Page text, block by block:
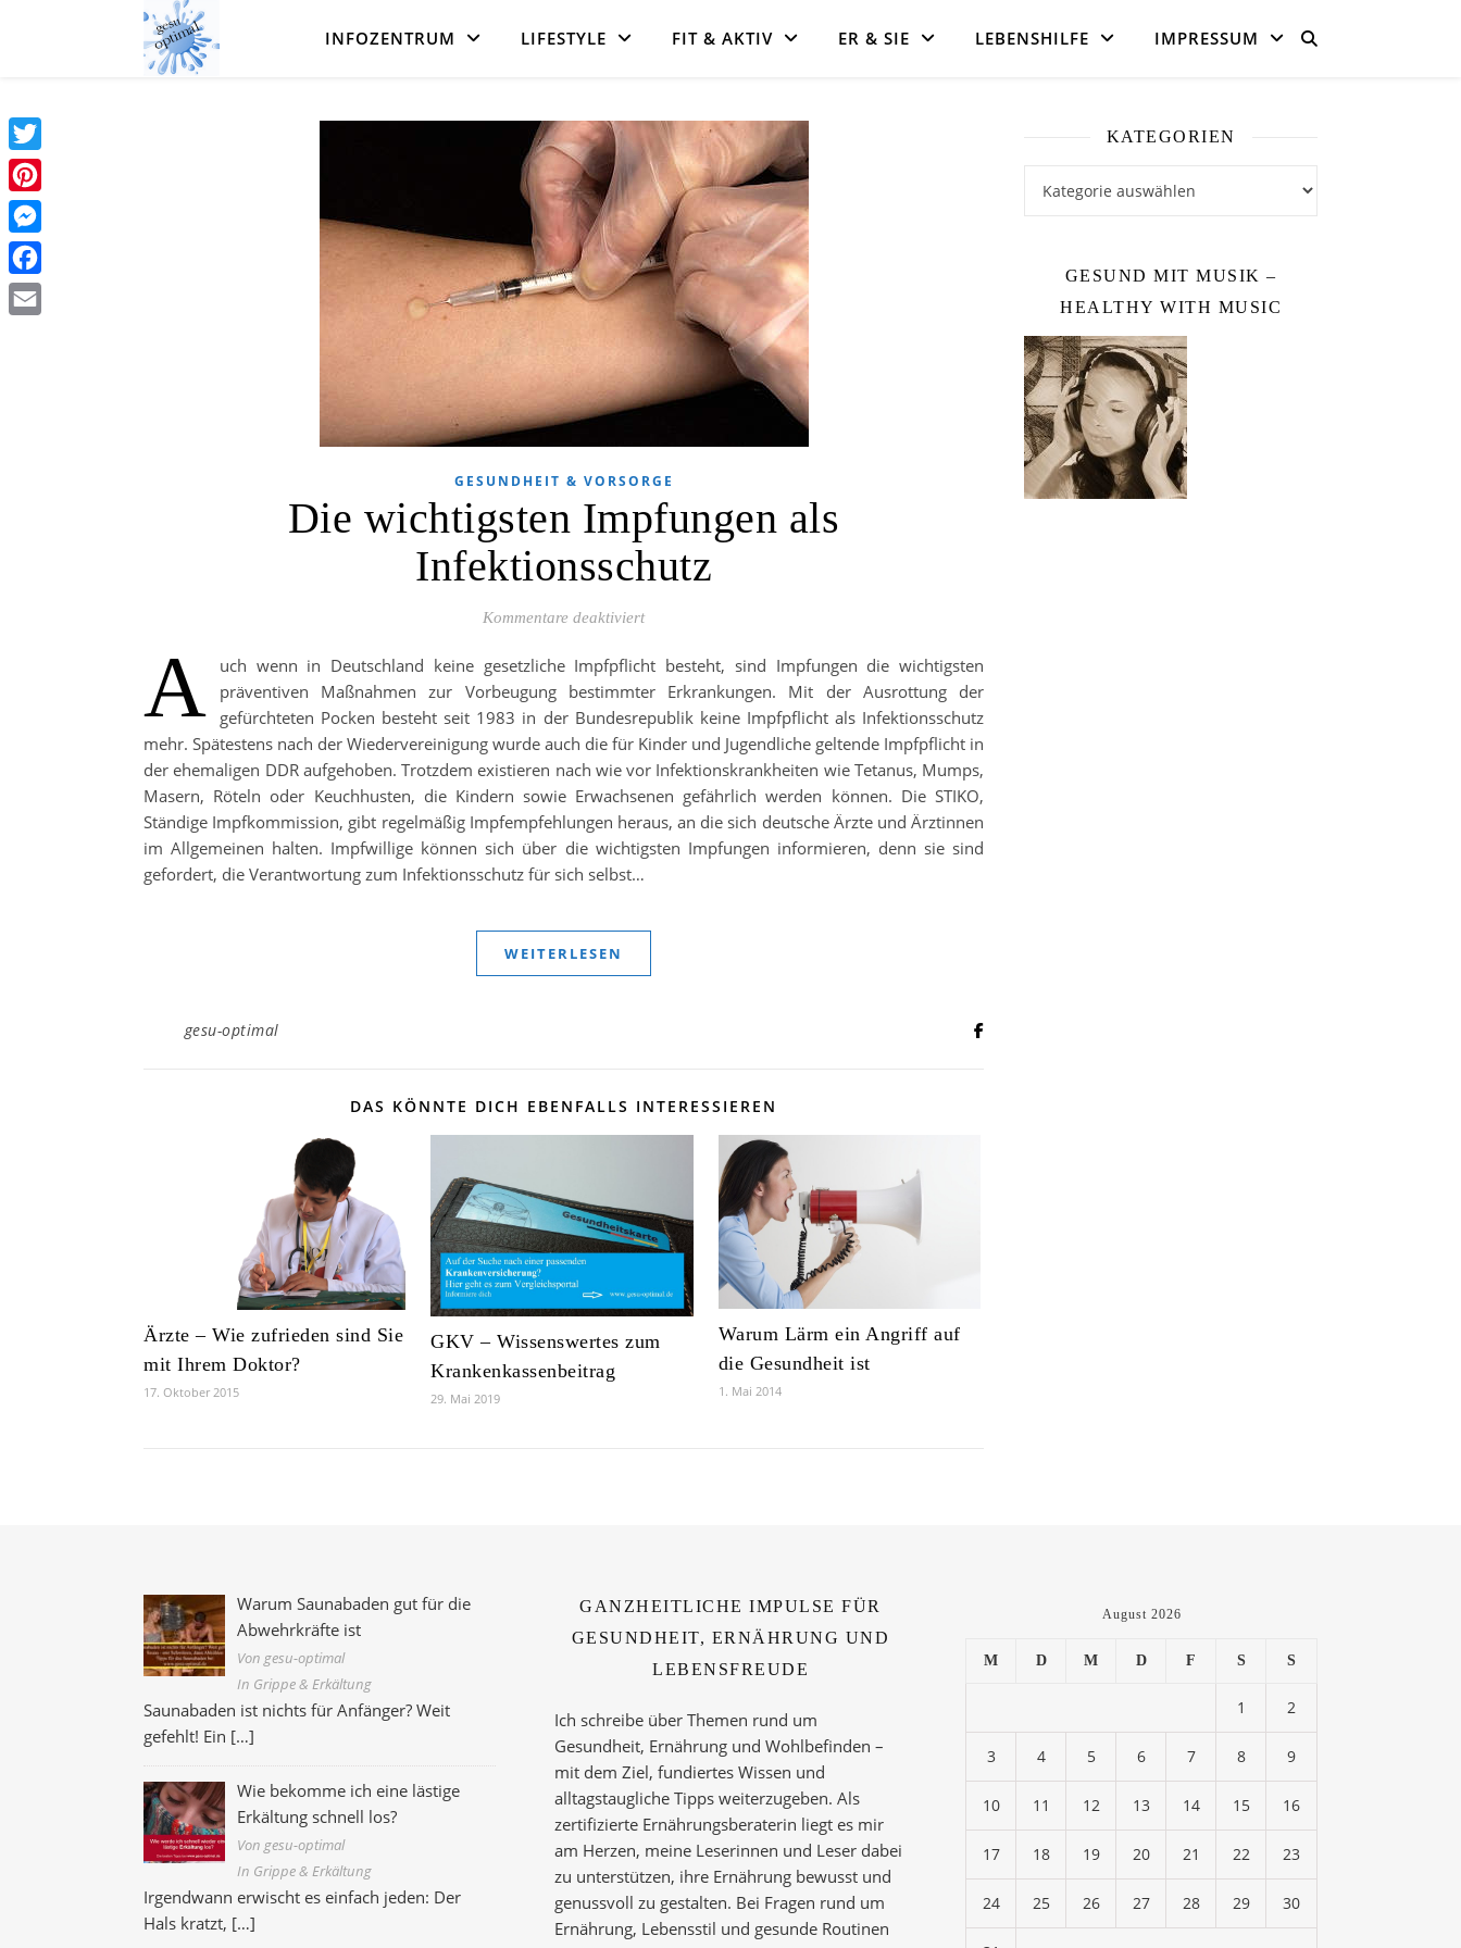
INFOZENTRUM LIFESTYLE FIT & AKTIV ER & SIE LEBENSHILFE IMPRESSUM
GESUNDHEIT & VORSORGE
Die wichtigsten Impfungen als
Infektionsschutz
Kommentare deaktiviertfür Die wichtigsten Impfungen als Infektionsschutz
A
uch wenn in Deutschland keine gesetzliche Impfpflicht besteht, sind Impfungen die wichtigsten
präventiven Maßnahmen zur Vorbeugung bestimmter Erkrankungen. Mit der Ausrottung der
gefürchteten Pocken besteht seit 1983 in der Bundesrepublik keine Impfpflicht als Infektionsschutz
mehr. Spätestens nach der Wiedervereinigung wurde auch die für Kinder und Jugendliche geltende Impfpflicht in
der ehemaligen DDR aufgehoben. Trotzdem existieren nach wie vor Infektionskrankheiten wie Tetanus, Mumps,
Masern, Röteln oder Keuchhusten, die Kindern sowie Erwachsenen gefährlich werden können. Die STIKO,
Ständige Impfkommission, gibt regelmäßig Impfempfehlungen heraus, an die sich deutsche Ärzte und Ärztinnen
im Allgemeinen halten. Impfwillige können sich über die wichtigsten Impfungen informieren, denn sie sind
gefordert, die Verantwortung zum Infektionsschutz für sich selbst…
WEITERLESEN
gesu-optimal
DAS KÖNNTE DICH EBENFALLS INTERESSIEREN
Ärzte – Wie zufrieden sind Sie
mit Ihrem Doktor?
17. Oktober 2015
GKV – Wissenswertes zum
Krankenkassenbeitrag
29. Mai 2019
Warum Lärm ein Angriff auf
die Gesundheit ist
1. Mai 2014
KATEGORIEN
GESUND MIT MUSIK –
HEALTHY WITH MUSIC
Warum Saunabaden gut für die
Abwehrkräfte ist
Von gesu-optimal
In Grippe & Erkältung
Saunabaden ist nichts für Anfänger? Weit
gefehlt! Ein […]
Wie bekomme ich eine lästige
Erkältung schnell los?
Von gesu-optimal
In Grippe & Erkältung
Irgendwann erwischt es einfach jeden: Der
Hals kratzt, […]
GANZHEITLICHE IMPULSE FÜR
GESUNDHEIT, ERNÄHRUNG UND
LEBENSFREUDE
Ich schreibe über Themen rund um
Gesundheit, Ernährung und Wohlbefinden –
mit dem Ziel, fundiertes Wissen und
alltagstaugliche Tipps weiterzugeben. Als
zertifizierte Ernährungsberaterin liegt es mir
am Herzen, meine Leserinnen und Leser dabei
zu unterstützen, ihre Ernährung bewusst und
genussvoll zu gestalten. Bei Fragen rund um
Ernährung, Lebensstil und gesunde Routinen
August 2026
M D M D F S S
1 2
3 4 5 6 7 8 9
10 11 12 13 14 15 16
17 18 19 20 21 22 23
24 25 26 27 28 29 30
Twitter
Pinterest
Messenger
Facebook